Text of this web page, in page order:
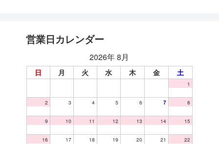
営業日カレンダー
2026年 8月
日 月 火 水 木 金 土
1
2 3 4 5 6 7 8
9 10 11 12 13 14 15
16 17 18 19 20 21 22